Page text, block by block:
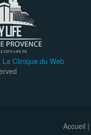
La Clinique du Web
Accueil |